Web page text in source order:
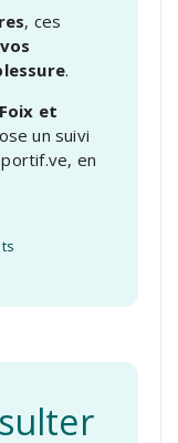
, ces
.
et
un suivi
en